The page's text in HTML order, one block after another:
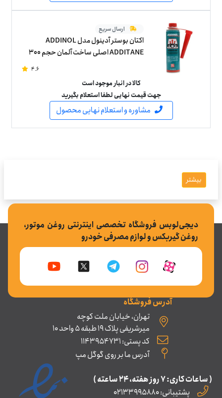
ارسال سریع
اکتان بوستر آدینول مدل ADDINOL
ADDITANE اصلی ساخت آلمان حجم 300
4.6
کالا در انبار موجود است
جهت قیمت نهایی لطفا استعلام بگیرید
مشاوره و استعلام نهایی محصول
بیشتر
دیجی‌لوبس فروشگاه تخصصی اینترنتی روغن موتور،
روغن گیربکس و لوازم مصرفی خودرو
آدرس فروشگاه
تهران، خیابان ملت کوچه
میرشریفی پلاک 19 طبقه 5 واحد 10
کد پستی: 1143954731
آدرس ما بر روی گوگل مپ
( ساعات کاری: ۷ روز ﻫﻔﺘﻪ، ۲۴ ﺳﺎﻋﺘﻪ )
پشتیبانی: 02133995880